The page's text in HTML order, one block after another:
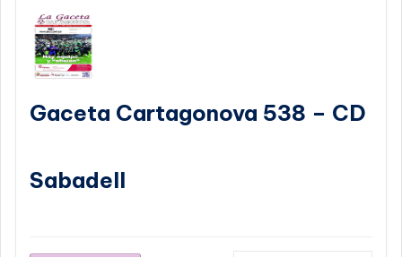
Gaceta Cartagonova 538 – CD
Sabadell